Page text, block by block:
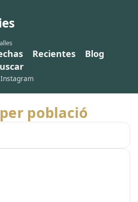
Recientes
Blog
Instagram
població